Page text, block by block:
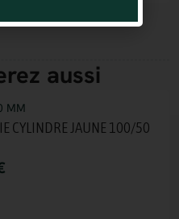
aussi
MM
CYLINDRE JAUNE 100/50